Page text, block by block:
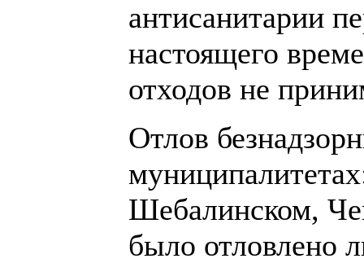
антисанитарии
настоящего
отходов не
Отлов
Шебалинском,
было отловлено